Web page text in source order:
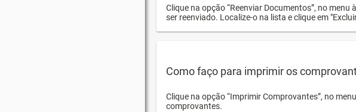
Clique na opção “Reenviar Documentos”, no
ser reenviado. Localize-o na lista e clique em
Como faço para imprimir os
Clique na opção “Imprimir Comprovantes”, no
comprovantes.